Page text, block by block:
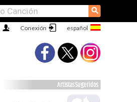
⚲
Conexión
Artistas Sugeridos